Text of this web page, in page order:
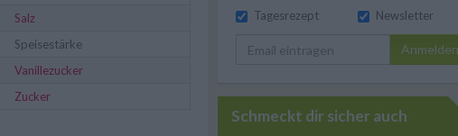
Salz
Speisestärke
Vanillezucker
Zucker
Tagesrezept
Newsletter
Anmelden
Schmeckt dir sicher auch